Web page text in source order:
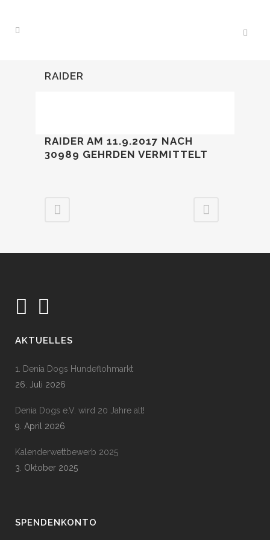
RAIDER
RAIDER AM 11.9.2017 NACH
30989 GEHRDEN VERMITTELT
AKTUELLES
1. Denia Dogs Hundeflohmarkt
26. Juli 2026
Denia Dogs e.V. wird 20 Jahre alt!
9. April 2026
Kalenderwettbewerb 2025
3. Oktober 2025
SPENDENKONTO